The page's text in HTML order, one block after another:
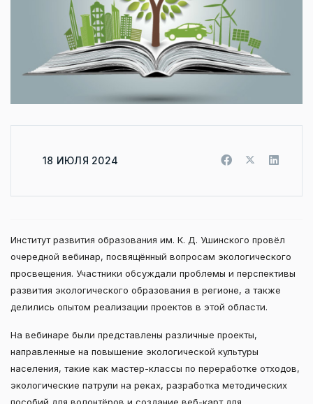
18 ИЮЛЯ 2024
Институт развития образования им. К. Д. Ушинского провёл
очередной вебинар, посвящённый вопросам экологического
просвещения. Участники обсуждали проблемы и перспективы
развития экологического образования в регионе, а также
делились опытом реализации проектов в этой области.
На вебинаре были представлены различные проекты,
направленные на повышение экологической культуры
населения, такие как мастер-классы по переработке отходов,
экологические патрули на реках, разработка методических
пособий для волонтёров и создание веб-карт для